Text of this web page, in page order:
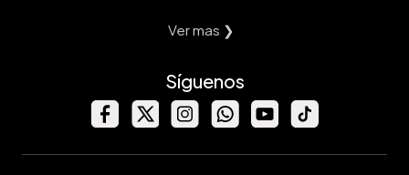
Ver mas ❯
Síguenos